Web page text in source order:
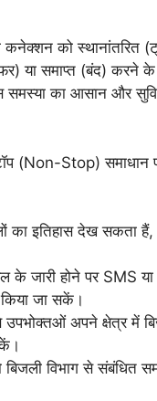
को स्थानांतरित
समाप्त (बंद) करने के
समस्या का आसान और
(Non-Stop) समाधान
का इतिहास देख सकता
के जारी होने पर SMS
जा सकें।
अपने क्षेत्र में
बिजली विभाग से संबंधित